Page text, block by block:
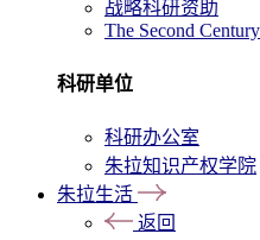
战略科研资助
The Second
科研单位
科研办公室
朱拉知识产权学院
朱拉生活
返回